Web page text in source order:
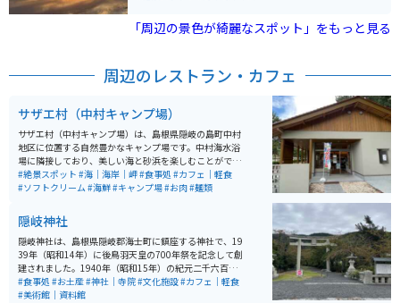
で、夏季には水没することが多いですが、冬季の海面低
下時には広大な棚が姿を現します。 特に夕日が映り込む
クの一部として認定され、観光客にとっても人気のスポ
「周辺の景色が綺麗なスポット」をもっと見る
周辺のレストラン・カフェ
サザエ村（中村キャンプ場）
サザエ村（中村キャンプ場）は、島根県隠岐の島町中村
地区に位置する自然豊かなキャンプ場です。中村海水浴
場に隣接しており、美しい海と砂浜を楽しむことができ
ます。キャンプ場には約50張のテントスペースがあり、
水道やトイレ、シャワーなどの設備が整っています。 名
設され、地元の海産物を味わうことができます。また、
海水浴や観光船での白島崎やよろい岩めぐりも楽しめる
ため、アウトドアを満喫するのに最適なスポットです。
隠岐の自然と食を同時に堪能できるため、観光客にも人
気があります。
#絶景スポット #海｜海岸｜岬#食事処 #カフェ｜軽食
#ソフトクリーム#海鮮#キャンプ場#お肉#麺類
隠岐神社
隠岐神社は、島根県隠岐郡海士町に鎮座する神社で、19
39年（昭和14年）に後鳥羽天皇の700年祭を記念して創
建されました。1940年（昭和15年）の紀元二千六百年
記念事業の一環として建設が始まり、1943年には県社に
指定されています。 後鳥羽天皇を主祭神としており、学
#食事処 #お土産#神社｜寺院#文化施設#カフェ｜軽食
#美術館｜資料館